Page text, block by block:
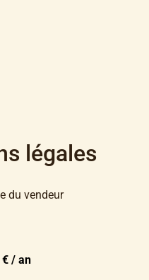
légales
du vendeur
/ an